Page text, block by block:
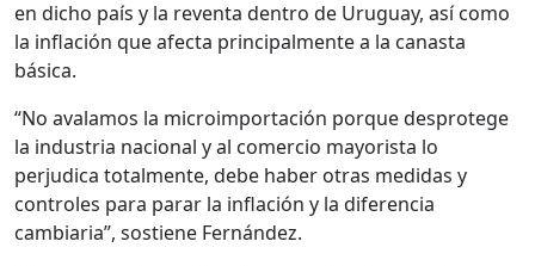
en dicho país y la reventa dentro de Uruguay, así como
la inflación que afecta principalmente a la canasta
básica.
“No avalamos la microimportación porque desprotege
la industria nacional y al comercio mayorista lo
perjudica totalmente, debe haber otras medidas y
controles para parar la inflación y la diferencia
cambiaria”, sostiene Fernández.